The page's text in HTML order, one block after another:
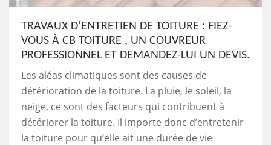
TRAVAUX D’ENTRETIEN DE TOITURE : FIEZ-
VOUS À CB TOITURE , UN COUVREUR
PROFESSIONNEL ET DEMANDEZ-LUI UN DEVIS.
Les aléas climatiques sont des causes de
détérioration de la toiture. La pluie, le soleil, la
neige, ce sont des facteurs qui contribuent à
détériorer la toiture. Il importe donc d’entretenir
la toiture pour qu’elle ait une durée de vie